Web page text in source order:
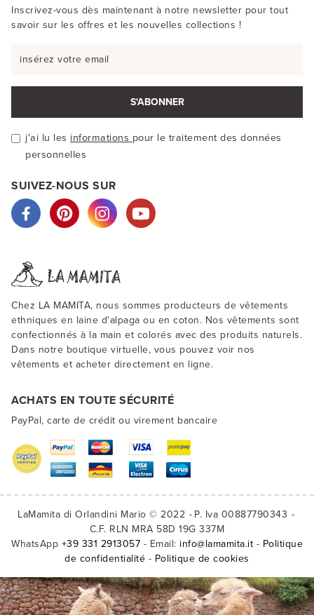
Inscrivez-vous dès maintenant à notre newsletter pour tout
savoir sur les offres et les nouvelles collections !
S'ABONNER
j'ai lu les informations pour le traitement des données
personnelles
SUIVEZ-NOUS SUR
Chez LA MAMITA, nous sommes producteurs de vêtements
ethniques en laine d'alpaga ou en coton. Nos vêtements sont
confectionnés à la main et colorés avec des produits naturels.
Dans notre boutique virtuelle, vous pouvez voir nos
vêtements et acheter directement en ligne.
ACHATS EN TOUTE SÉCURITÉ
PayPal, carte de crédit ou virement bancaire
LaMamita di Orlandini Mario © 2022
P. Iva 00887790343
C.F. RLN MRA 58D 19G 337M
WhatsApp +39 331 2913057 - Email: info@lamamita.it - Politique
de confidentialité - Politique de cookies